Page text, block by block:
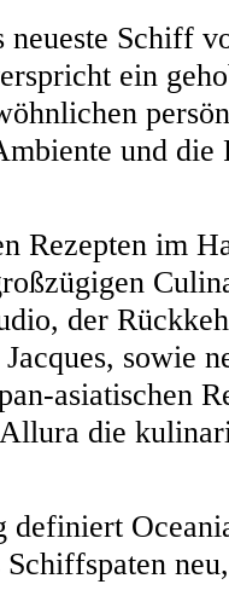
Schiff
ein
und
Rezepten im
der
sowie
asiatischen
die